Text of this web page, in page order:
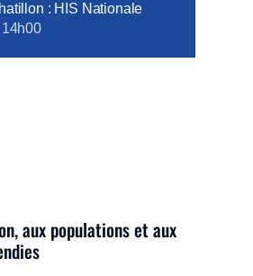
: HIS Nationale
14h00
aux populations et aux